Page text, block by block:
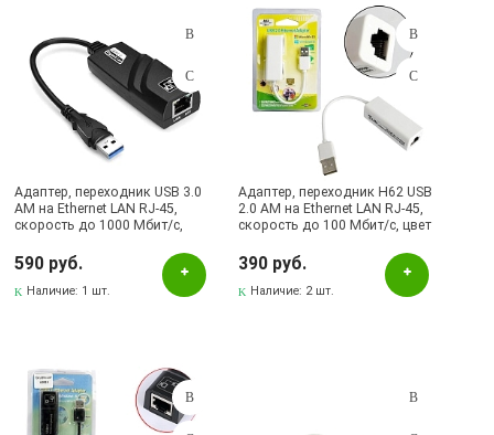
Розничная цена
Цвет
Наличие в магазинах
Pаспределительный центр
Адаптер, переходник USB 3.0
AM на Ethernet LAN RJ-45,
скорость до 1000 Мбит/с,
590 руб.
Наличие: 1 шт.
Адаптер, переходник H62 USB
2.0 AM на Ethernet LAN RJ-45,
скорость до 100 Мбит/с, цвет
390 руб.
Наличие: 2 шт.